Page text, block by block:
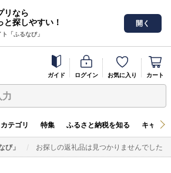
リなら
と探しやすい！
「ふるなび」
開く
ガイド ログイン お気に入り カート
カテゴリ 特集 ふるさと納税を知る キャン
び」 お探しの返礼品は見つかりませんでした